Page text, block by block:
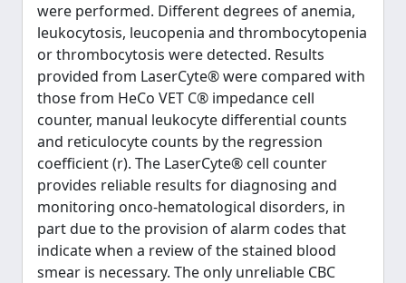
were performed. Different degrees of anemia,
leukocytosis, leucopenia and thrombocytopenia
or thrombocytosis were detected. Results
provided from LaserCyte® were compared with
those from HeCo VET C® impedance cell
counter, manual leukocyte differential counts
and reticulocyte counts by the regression
coefficient (r). The LaserCyte® cell counter
provides reliable results for diagnosing and
monitoring onco-hematological disorders, in
part due to the provision of alarm codes that
indicate when a review of the stained blood
smear is necessary. The only unreliable CBC